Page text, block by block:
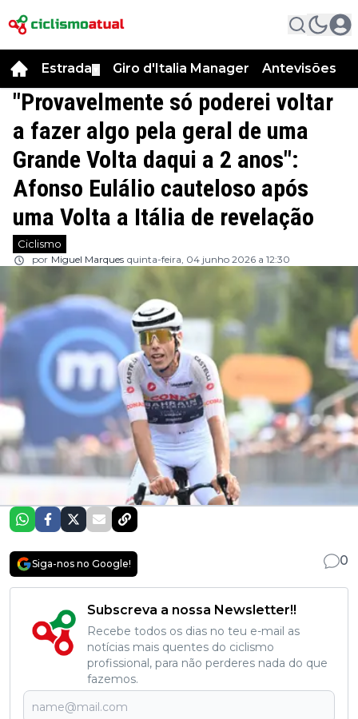
Estrada Giro d'Italia Manager Antevisões
"Provavelmente só poderei voltar
a fazer algo pela geral de uma
Grande Volta daqui a 2 anos":
Afonso Eulálio cauteloso após
uma Volta a Itália de revelação
Ciclismo
por Miguel Marques quinta-feira, 04 junho 2026 a 12:30
Siga-nos no Google! 0
Subscreva a nossa Newsletter!!
Recebe todos os dias no teu e-mail as
notícias mais quentes do ciclismo
profissional, para não perderes nada do que
fazemos.